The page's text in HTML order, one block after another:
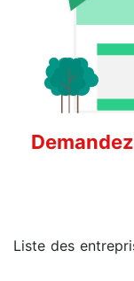
Liste des